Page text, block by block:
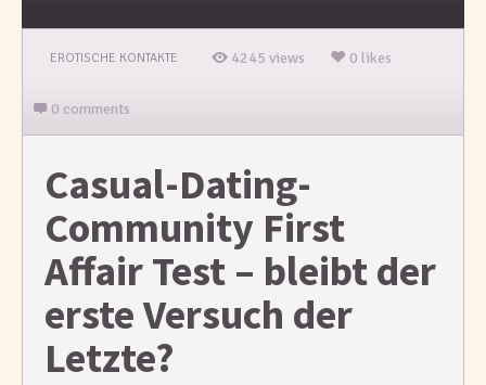
EROTISCHE KONTAKTE 4245 views 0 likes
0 comments
Casual-Dating-
Community First
Affair Test – bleibt der
erste Versuch der
Letzte?